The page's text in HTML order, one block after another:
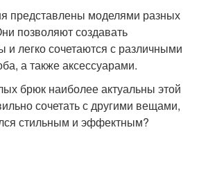
представлены моделями разных
позволяют создавать
легко сочетаются с различными
а также аксессуарами.
брюк наиболее актуальны этой
сочетать с другими вещами,
стильным и эффектным?